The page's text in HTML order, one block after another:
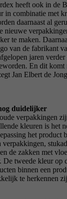
heeft ook in de
in combinatie met
daarnaast al
nieuwe
te maken.
van de fabrikant
jaren
En dit
Jan Elbert de
duidelijker
verpakkingen
kleuren is het
het product
de zakken met
De tweede kleur op
binnen een
te herkennen